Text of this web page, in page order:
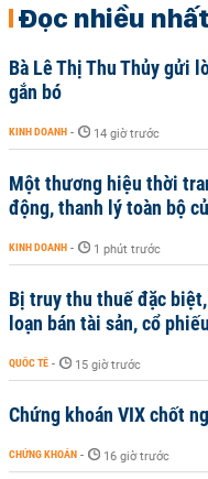
Đọc nhiều nhất
Bà Lê Thị Thu Thủy gửi
gắn bó
KINH DOANH - 14 giờ trước
Một thương hiệu thời
động, thanh lý toàn bộ
KINH DOANH - 1 phút trước
Bị truy thu thuế đặc
loạn bán tài sản, cổ phiếu
QUỐC TẾ - 15 giờ trước
Chứng khoán VIX chốt
CHỨNG KHOÁN - 16 giờ trước